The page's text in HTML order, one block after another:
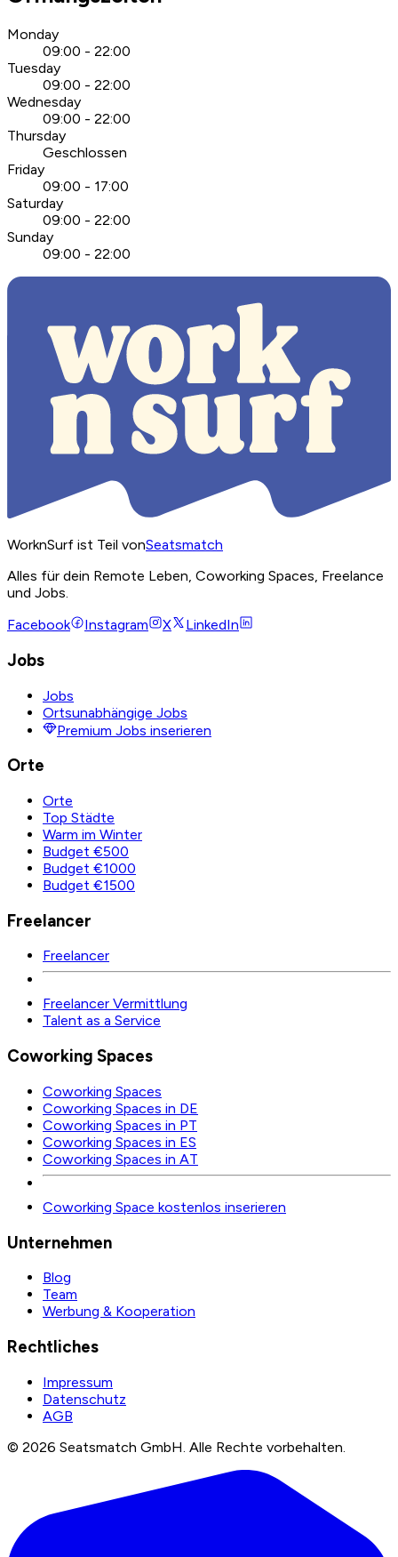
Monday
09:00 - 22:00
Tuesday
09:00 - 22:00
Wednesday
09:00 - 22:00
Thursday
Geschlossen
Friday
09:00 - 17:00
Saturday
09:00 - 22:00
Sunday
09:00 - 22:00
WorknSurf ist Teil vonSeatsmatch
Alles für dein Remote Leben, Coworking Spaces, Freelance
und Jobs.
Facebook
Instagram X LinkedIn
Jobs
Jobs
Ortsunabhängige Jobs
Premium Jobs inserieren
Orte
Orte
Top Städte
Warm im Winter
Budget €500
Budget €1000
Budget €1500
Freelancer
Freelancer
Freelancer Vermittlung
Talent as a Service
Coworking Spaces
Coworking Spaces
Coworking Spaces in DE
Coworking Spaces in PT
Coworking Spaces in ES
Coworking Spaces in AT
Coworking Space kostenlos inserieren
Unternehmen
Blog
Team
Werbung & Kooperation
Rechtliches
Impressum
Datenschutz
AGB
© 2026 Seatsmatch GmbH. Alle Rechte vorbehalten.